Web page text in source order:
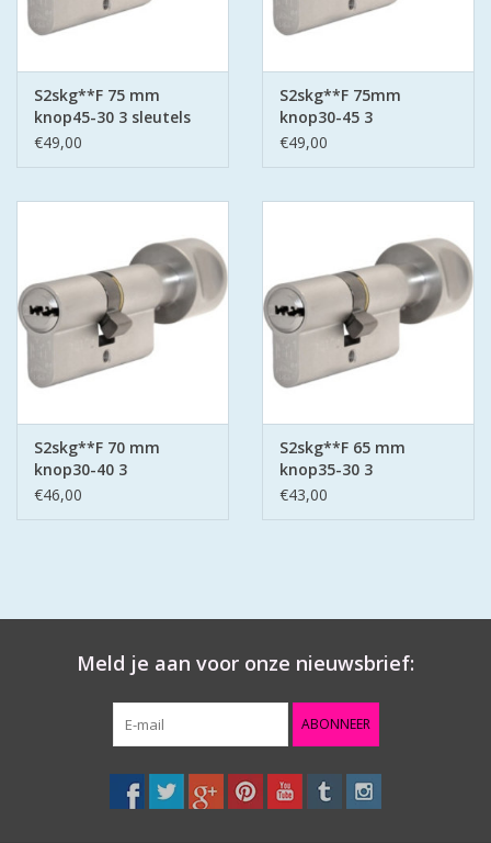
S2skg**F 75 mm
knop45-30 3 sleutels
€49,00
S2skg**F 75mm
knop30-45 3
keersleutels
€49,00
S2skg**F 70 mm
knop30-40 3
keersleutels
€46,00
S2skg**F 65 mm
knop35-30 3
keersleutels
€43,00
Meld je aan voor onze nieuwsbrief:
ABONNEER